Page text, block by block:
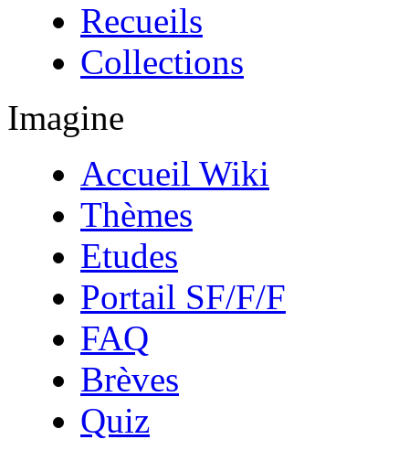
Recueils
Collections
Imagine
Accueil Wiki
Thèmes
Etudes
Portail SF/F/F
FAQ
Brèves
Quiz